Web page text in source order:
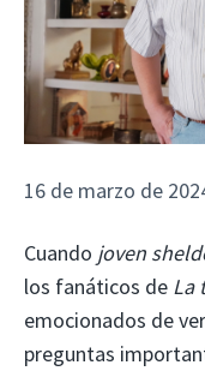
16 de marzo de
Cuando joven
los fanáticos de La
emocionados de
preguntas